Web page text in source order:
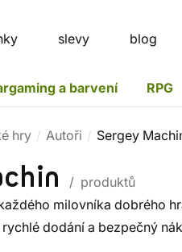
slevy blog
a barvení RPG
hry Autoři Sergey
/ produktů
milovníka dobrého
dodání a bezpečný